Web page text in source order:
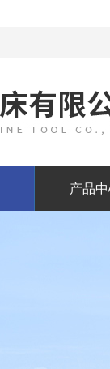
产品